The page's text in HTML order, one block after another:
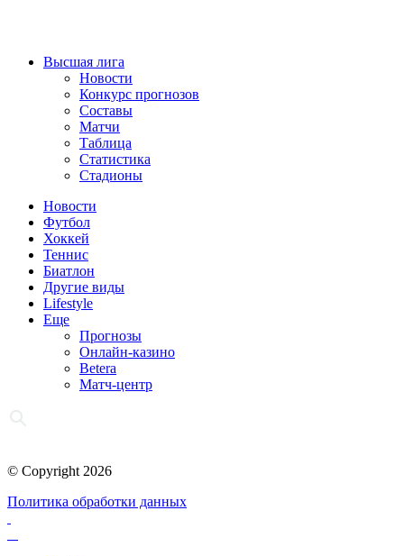
Высшая лига
Новости
Конкурс прогнозов
Составы
Матчи
Таблица
Статистика
Стадионы
Новости
Футбол
Хоккей
Теннис
Биатлон
Другие виды
Lifestyle
Еще
Прогнозы
Онлайн-казино
Betera
Матч-центр
© Copyright 2026
Политика обработки данных